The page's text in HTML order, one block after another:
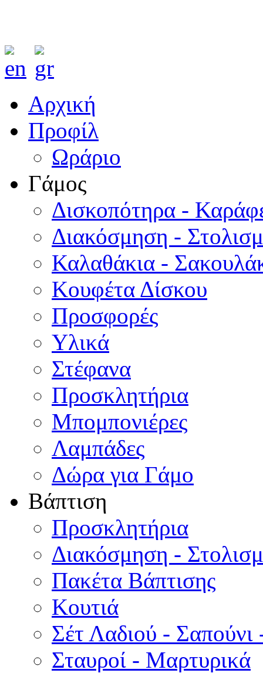
Αρχική
Προφίλ
Ωράριο
Γάμος
Δισκοπότηρα -
Διακόσμηση -
Καλαθάκια -
Κουφέτα Δίσκου
Προσφορές
Υλικά
Στέφανα
Προσκλητήρια
Μπομπονιέρες
Λαμπάδες
Δώρα για Γάμο
Βάπτιση
Προσκλητήρια
Διακόσμηση -
Πακέτα Βάπτισης
Κουτιά
Σέτ Λαδιού - Σαπούνι
Σταυροί - Μαρτυρικά